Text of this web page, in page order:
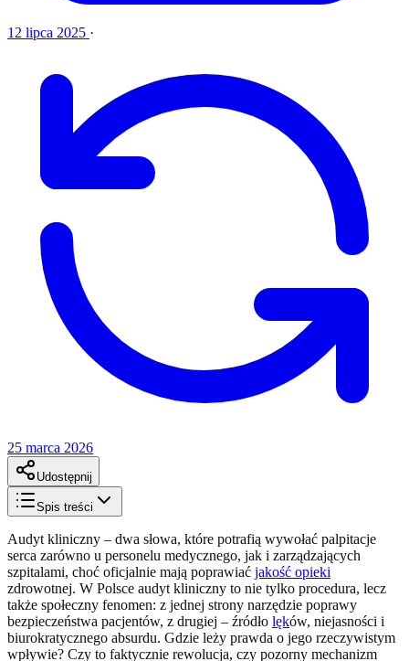
12 lipca 2025 ·
25 marca 2026
Udostępnij
Spis treści
Audyt kliniczny – dwa słowa, które potrafią wywołać palpitacje
serca zarówno u personelu medycznego, jak i zarządzających
szpitalami, choć oficjalnie mają poprawiać jakość opieki
zdrowotnej. W Polsce audyt kliniczny to nie tylko procedura, lecz
także społeczny fenomen: z jednej strony narzędzie poprawy
bezpieczeństwa pacjentów, z drugiej – źródło lęków, niejasności i
biurokratycznego absurdu. Gdzie leży prawda o jego rzeczywistym
wpływie? Czy to faktycznie rewolucja, czy pozorny mechanizm